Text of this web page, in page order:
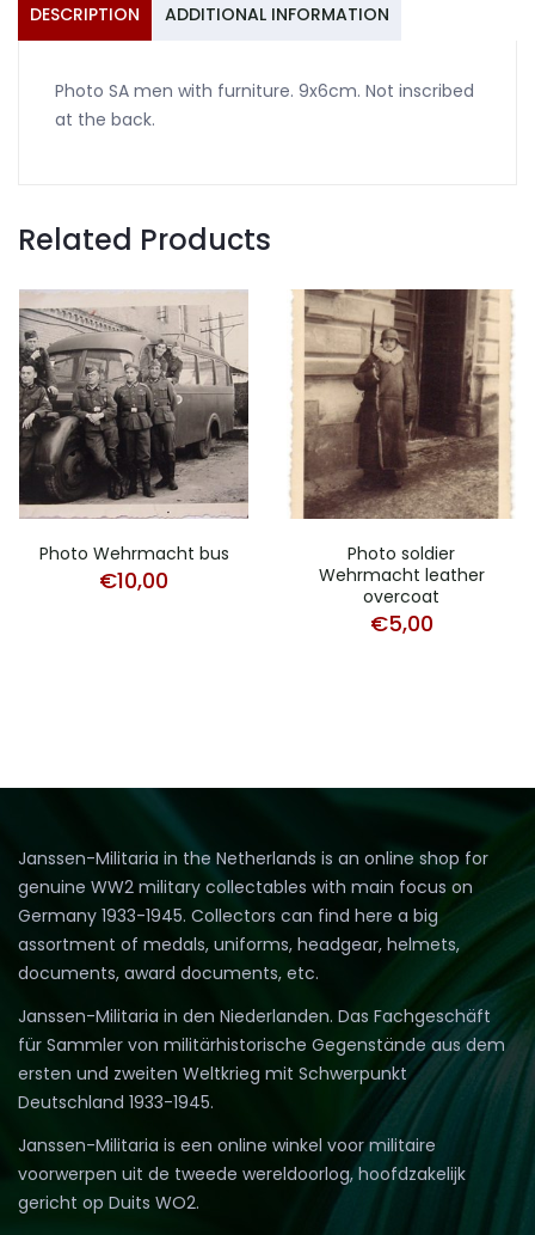
DESCRIPTION ADDITIONAL INFORMATION
Photo SA men with furniture. 9x6cm. Not inscribed
at the back.
Related Products
Photo Wehrmacht bus
€10,00
Photo soldier
Wehrmacht leather
overcoat
€5,00
Janssen-Militaria in the Netherlands is an online shop for
genuine WW2 military collectables with main focus on
Germany 1933-1945. Collectors can find here a big
assortment of medals, uniforms, headgear, helmets,
documents, award documents, etc.
Janssen-Militaria in den Niederlanden. Das Fachgeschäft
für Sammler von militärhistorische Gegenstände aus dem
ersten und zweiten Weltkrieg mit Schwerpunkt
Deutschland 1933-1945.
Janssen-Militaria is een online winkel voor militaire
voorwerpen uit de tweede wereldoorlog, hoofdzakelijk
gericht op Duits WO2.